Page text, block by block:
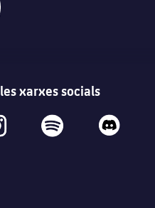
xarxes socials
spotify discord